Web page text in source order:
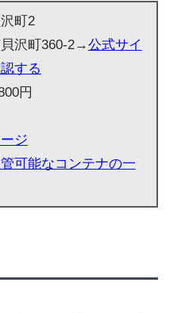
町2
沢町360-2→公式サイ
する
円
ジ
可能なコンテナの一